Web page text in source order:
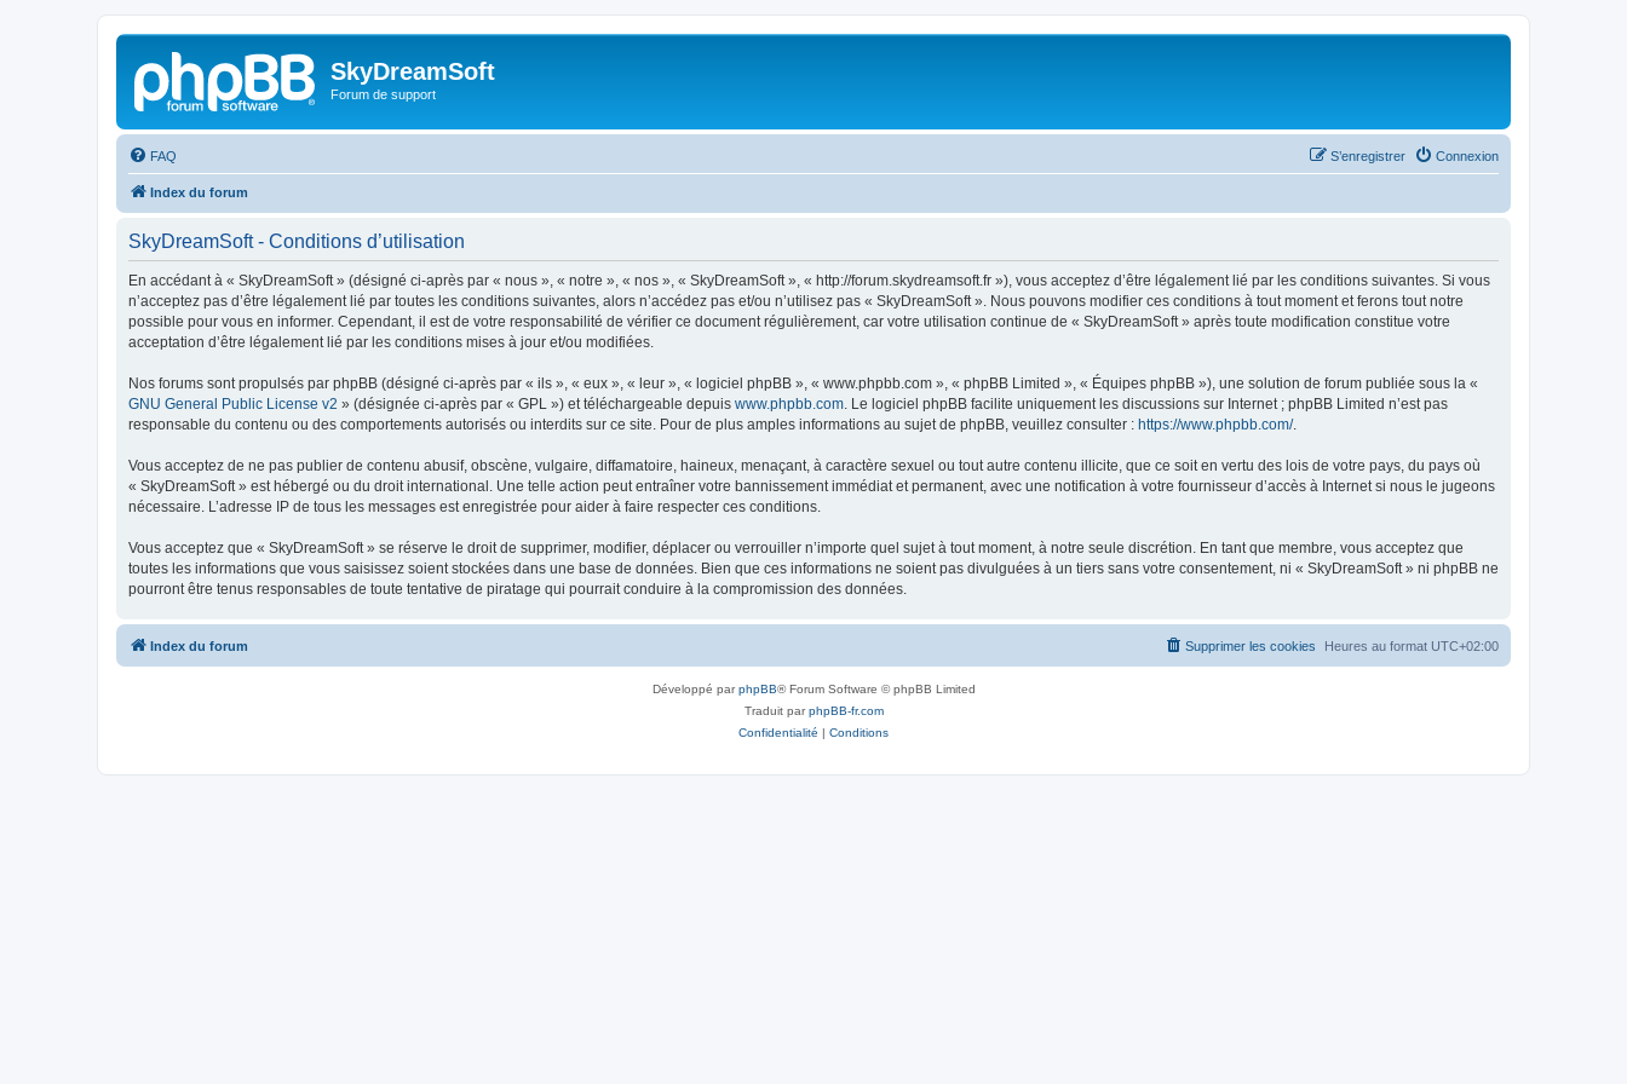
SkyDreamSoft
Forum de support
FAQ Connexion
S’enregistrer
Index du forum
SkyDreamSoft - Conditions d’utilisation
En accédant à « SkyDreamSoft » (désigné ci-après par « nous », « notre », « nos », « SkyDreamSoft », « http://forum.skydreamsoft.fr »), vous acceptez d’être légalement lié par les conditions suivantes. Si vous
n’acceptez pas d’être légalement lié par toutes les conditions suivantes, alors n’accédez pas et/ou n’utilisez pas « SkyDreamSoft ». Nous pouvons modifier ces conditions à tout moment et ferons tout notre
possible pour vous en informer. Cependant, il est de votre responsabilité de vérifier ce document régulièrement, car votre utilisation continue de « SkyDreamSoft » après toute modification constitue votre
acceptation d’être légalement lié par les conditions mises à jour et/ou modifiées.
Nos forums sont propulsés par phpBB (désigné ci-après par « ils », « eux », « leur », « logiciel phpBB », « www.phpbb.com », « phpBB Limited », « Équipes phpBB »), une solution de forum publiée sous la «
GNU General Public License v2 » (désignée ci-après par « GPL ») et téléchargeable depuis www.phpbb.com . Le logiciel phpBB facilite uniquement les discussions sur Internet ; phpBB Limited n’est pas
responsable du contenu ou des comportements autorisés ou interdits sur ce site. Pour de plus amples informations au sujet de phpBB, veuillez consulter : https://www.phpbb.com/.
Vous acceptez de ne pas publier de contenu abusif, obscène, vulgaire, diffamatoire, haineux, menaçant, à caractère sexuel ou tout autre contenu illicite, que ce soit en vertu des lois de votre pays, du pays où
« SkyDreamSoft » est hébergé ou du droit international. Une telle action peut entraîner votre bannissement immédiat et permanent, avec une notification à votre fournisseur d’accès à Internet si nous le jugeons
nécessaire. L’adresse IP de tous les messages est enregistrée pour aider à faire respecter ces conditions.
Vous acceptez que « SkyDreamSoft » se réserve le droit de supprimer, modifier, déplacer ou verrouiller n’importe quel sujet à tout moment, à notre seule discrétion. En tant que membre, vous acceptez que
toutes les informations que vous saisissez soient stockées dans une base de données. Bien que ces informations ne soient pas divulguées à un tiers sans votre consentement, ni « SkyDreamSoft » ni phpBB ne
pourront être tenus responsables de toute tentative de piratage qui pourrait conduire à la compromission des données.
Index du forum Heures au format UTC+02:00
Supprimer les cookies
Développé parphpBB® Forum Software © phpBB Limited
Traduit parphpBB-fr.com
Confidentialité | Conditions